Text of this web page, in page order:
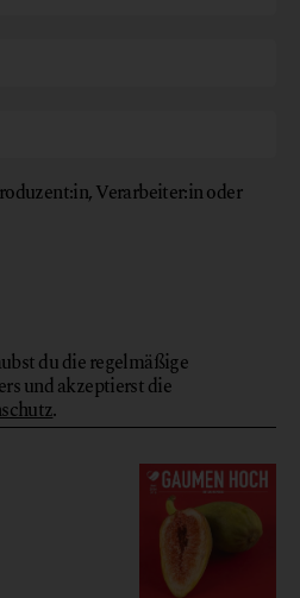
Verarbeiter:in oder
du die regelmäßige
und akzeptierst die
.